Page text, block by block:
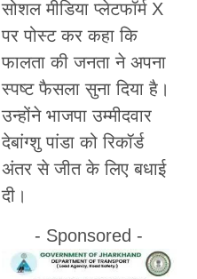
सोशल मीडिया प्लेटफॉर्म X
पर पोस्ट कर कहा कि
फालता की जनता ने अपना
स्पष्ट फैसला सुना दिया है।
उन्होंने भाजपा उम्मीदवार
देबांग्शु पांडा को रिकॉर्ड
अंतर से जीत के लिए बधाई
दी।
- Sponsored -